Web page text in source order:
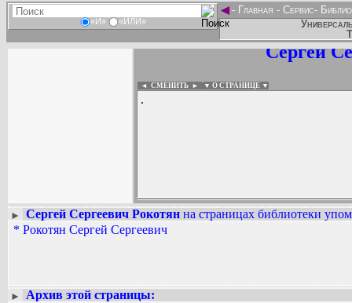
«И» «ИЛИ»
◄- Главная - Сервис-
Сергей
◄ СМЕНИТЬ ► ▼ О СТРАНИЦЕ ▼
.
Вадим Ершов...
► Сергей Сергеевич Рокотян на страницах библиотеки
* Рокотян Сергей Сергеевич
►
Архив этой страницы: